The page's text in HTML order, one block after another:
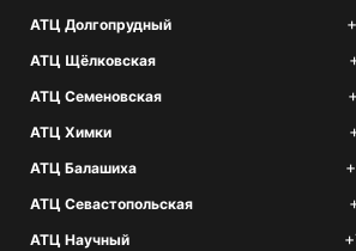
АТЦ Долгопрудный
АТЦ Щёлковская
АТЦ Семеновская
АТЦ Химки
АТЦ Балашиха
АТЦ Севастопольская
АТЦ Научный